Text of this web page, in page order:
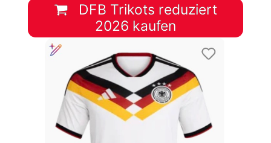
DFB Trikots reduziert
2026 kaufen